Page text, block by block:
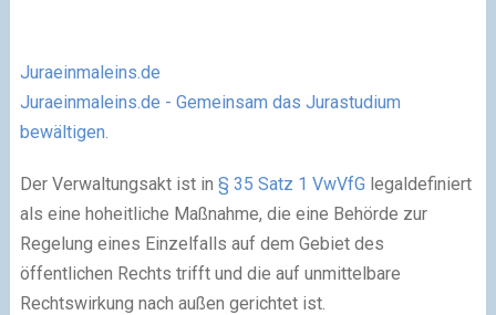
Juraeinmaleins.de
Juraeinmaleins.de - Gemeinsam das Jurastudium
bewältigen.
Der Verwaltungsakt ist in § 35 Satz 1 VwVfG legaldefiniert
als eine hoheitliche Maßnahme, die eine Behörde zur
Regelung eines Einzelfalls auf dem Gebiet des
öffentlichen Rechts trifft und die auf unmittelbare
Rechtswirkung nach außen gerichtet ist.